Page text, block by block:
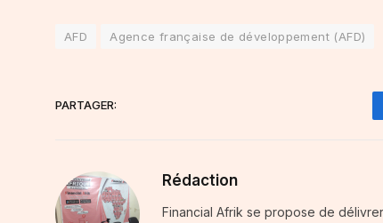
AFD Agence française de développement (AFD)
PARTAGER:
Rédaction
Financial Afrik se propose de